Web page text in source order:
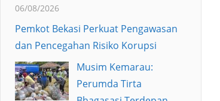
06/08/2026
Pemkot Bekasi Perkuat Pengawasan
dan Pencegahan Risiko Korupsi
Musim Kemarau:
Perumda Tirta